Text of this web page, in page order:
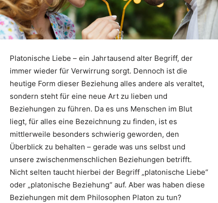
Platonische Liebe – ein Jahrtausend alter Begriff, der
immer wieder für Verwirrung sorgt. Dennoch ist die
heutige Form dieser Beziehung alles andere als veraltet,
sondern steht für eine neue Art zu lieben und
Beziehungen zu führen. Da es uns Menschen im Blut
liegt, für alles eine Bezeichnung zu finden, ist es
mittlerweile besonders schwierig geworden, den
Überblick zu behalten – gerade was uns selbst und
unsere zwischenmenschlichen Beziehungen betrifft.
Nicht selten taucht hierbei der Begriff „platonische Liebe“
oder „platonische Beziehung“ auf. Aber was haben diese
Beziehungen mit dem Philosophen Platon zu tun?